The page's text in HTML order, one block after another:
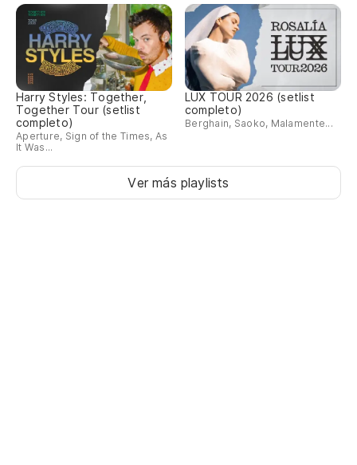
Harry Styles: Together,
Together Tour (setlist
completo)
Aperture, Sign of the Times, As
It Was...
LUX TOUR 2026 (setlist
completo)
Berghain, Saoko, Malamente...
Ver más playlists